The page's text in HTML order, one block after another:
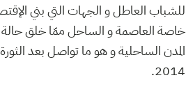
للشباب العاطل و الجهات التي بني
خاصة العاصمة و الساحل ممّا خلق حالة
المدن الساحلية و هو ما تواصل بعد
2014.